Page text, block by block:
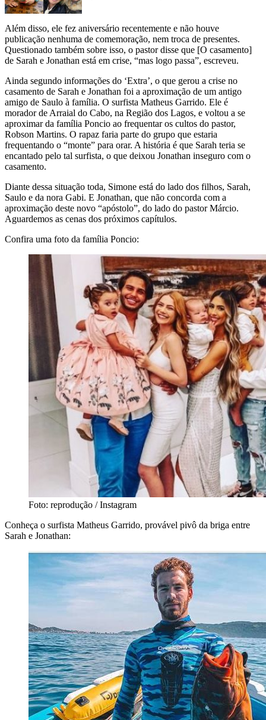
Além disso, ele fez aniversário recentemente e não houve
publicação nenhuma de comemoração, nem troca de presentes.
Questionado também sobre isso, o pastor disse que [O casamento]
de Sarah e Jonathan está em crise, “mas logo passa”, escreveu.
Ainda segundo informações do ‘Extra’, o que gerou a crise no
casamento de Sarah e Jonathan foi a aproximação de um antigo
amigo de Saulo à família. O surfista Matheus Garrido. Ele é
morador de Arraial do Cabo, na Região dos Lagos, e voltou a se
aproximar da família Poncio ao frequentar os cultos do pastor,
Robson Martins. O rapaz faria parte do grupo que estaria
frequentando o “monte” para orar. A história é que Sarah teria se
encantado pelo tal surfista, o que deixou Jonathan inseguro com o
casamento.
Diante dessa situação toda, Simone está do lado dos filhos, Sarah,
Saulo e da nora Gabi. E Jonathan, que não concorda com a
aproximação deste novo “apóstolo”, do lado do pastor Márcio.
Aguardemos as cenas dos próximos capítulos.
Confira uma foto da família Poncio:
Foto: reprodução / Instagram
Conheça o surfista Matheus Garrido, provável pivô da briga entre
Sarah e Jonathan: